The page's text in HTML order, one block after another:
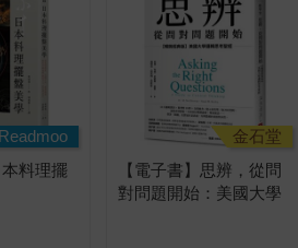
料理擺
金石堂
【電子書】思辨，從問
對問題開始：美國大學